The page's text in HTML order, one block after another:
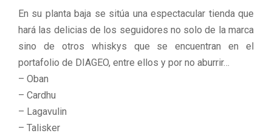
En su planta baja se sitúa una espectacular tienda que
hará las delicias de los seguidores no solo de la marca
sino de otros whiskys que se encuentranen el
portafolio de DIAGEO, entre ellos y por no aburrir…
– Oban
– Cardhu
– Lagavulin
– Talisker